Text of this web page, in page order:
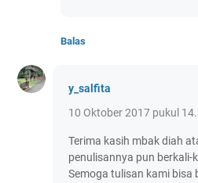
Balas
y_salfita
10 Oktober 2017 pukul
Terima kasih mbak diah
penulisannya pun berkali-
Semoga tulisan kami bisa